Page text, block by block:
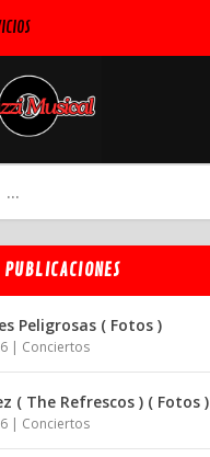
Peligrosas ( Fotos )
| Conciertos
( The Refrescos ) ( Fotos )
| Conciertos